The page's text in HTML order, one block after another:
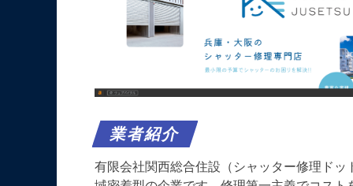
業者紹介
有限会社関西総合住設（シャッター修理ド